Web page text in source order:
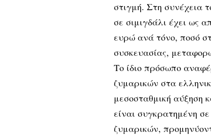
στιγμή. Στη συνέχεια
σε σιμιγδάλι έχει ως
ευρώ ανά τόνο, ποσό
συσκευασίας,
Το ίδιο πρόσωπο
ζυμαρικών στα
μεσοσταθμική αύξηση
είναι συγκρατημένη
ζυμαρικών,